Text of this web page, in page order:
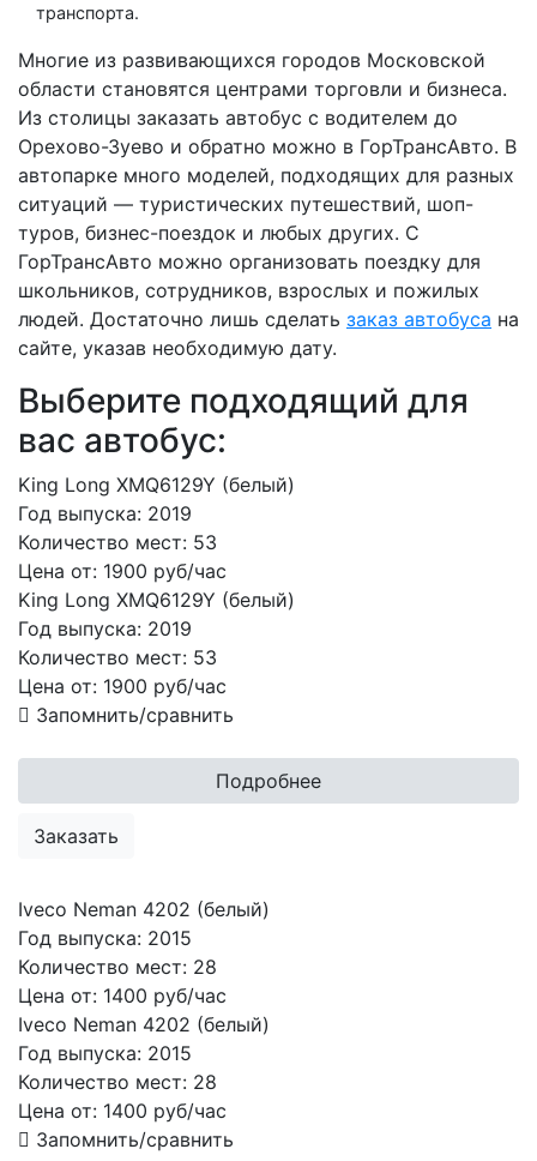
транспорта.
Многие из развивающихся городов Московской
области становятся центрами торговли и бизнеса.
Из столицы заказать автобус с водителем до
Орехово-Зуево и обратно можно в ГорТрансАвто. В
автопарке много моделей, подходящих для разных
ситуаций — туристических путешествий, шоп-
туров, бизнес-поездок и любых других. С
ГорТрансАвто можно организовать поездку для
школьников, сотрудников, взрослых и пожилых
людей. Достаточно лишь сделать заказ автобуса на
сайте, указав необходимую дату.
Выберите подходящий для
вас автобус:
King Long XMQ6129Y (белый)
Год выпуска: 2019
Количество мест: 53
Цена от: 1900 руб/час
King Long XMQ6129Y (белый)
Год выпуска: 2019
Количество мест: 53
Цена от: 1900 руб/час
Запомнить/сравнить
Подробнее
Заказать
Iveco Neman 4202 (белый)
Год выпуска: 2015
Количество мест: 28
Цена от: 1400 руб/час
Iveco Neman 4202 (белый)
Год выпуска: 2015
Количество мест: 28
Цена от: 1400 руб/час
Запомнить/сравнить